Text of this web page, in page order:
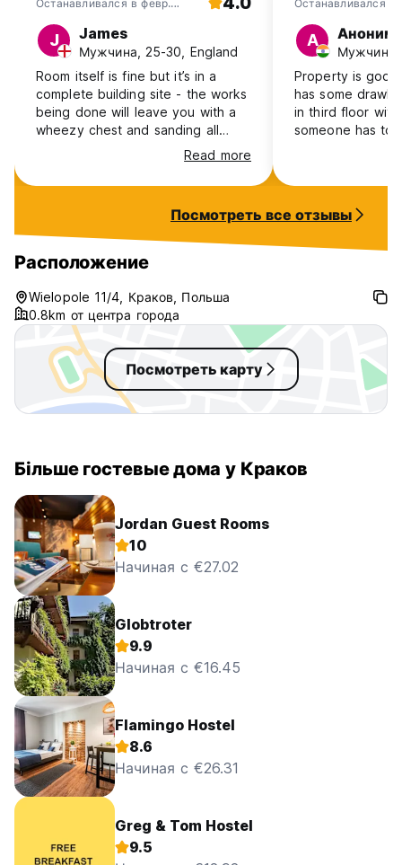
До встречи в Евро-Комнате Краков! (Auto-translated from
original language)
Останавливался в февр.
J James
Мужчина, 25-30, England
Room itself is fine but it’s in a
complete building site - the works
being done will leave you with a
wheezy chest and sanding all
over your clothes. Communication
is also bad, I couldn’t get into the
building at first and there’s no way
reply to emails (even the next day
when I asked why I had no towels,
they just ignore) and don’t pick up
the phone. It does the job and it’s
cheap, location also good, but
don’t really advise staying here
until they sort it out
Read more
Останавливался в
А
Мужчина,
Property is
has some
in third floor
someone has to
Reception
is so no
Посмотреть все отзывы
Расположение
Wielopole 11/4, Краков, Польша
0.8km от центра города
Посмотреть карту
Більше гостевые дома у Краков
Jordan Guest Rooms
10
Начиная с €27.02
Globtroter
9.9
Начиная с €16.45
Flamingo Hostel
8.6
Начиная с €26.31
Greg & Tom Hostel
9.5